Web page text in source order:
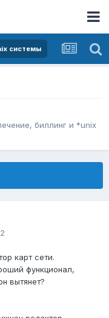
системы
биллинг и *unix
карт сети.
функционал,
вытянет?